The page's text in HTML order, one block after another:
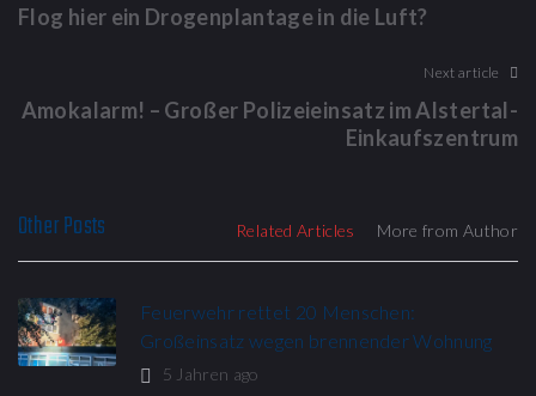
Flog hier ein Drogenplantage in die Luft?
Next article
Amokalarm! – Großer Polizeieinsatz im Alstertal-
Einkaufszentrum
Other Posts Related Articles More from Author
Feuerwehr rettet 20 Menschen:
Großeinsatz wegen brennender Wohnung​
5 Jahren ago